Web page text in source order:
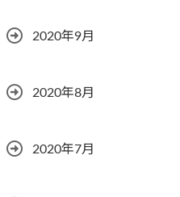
2020年9月
2020年8月
2020年7月